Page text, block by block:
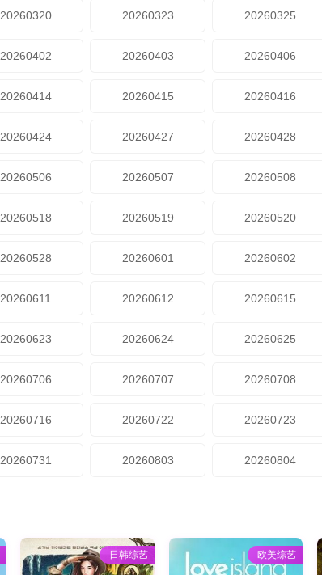
20260320 20260323 20260325
20260402 20260403 20260406
20260414 20260415 20260416
20260424 20260427 20260428
20260506 20260507 20260508
20260518 20260519 20260520
20260528 20260601 20260602
20260611 20260612 20260615
20260623 20260624 20260625
20260706 20260707 20260708
20260716 20260722 20260723
20260731 20260803 20260804
日韩综艺 欧美综艺